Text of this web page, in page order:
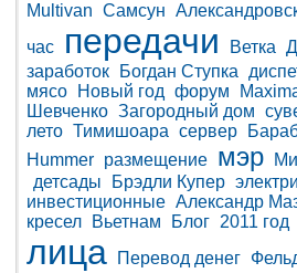
Multivan Самсун
час
передачи Ветка
заработок
Богдан Ступка
мясо
Новый год форум
Шевченко Загородный дом
лето Тимишоара сервер
Hummer размещение мэр
детсады
Брэдли Купер
инвестиционные Александр
кресел
Вьетнам Блог 2011 год
лица Перевод денег